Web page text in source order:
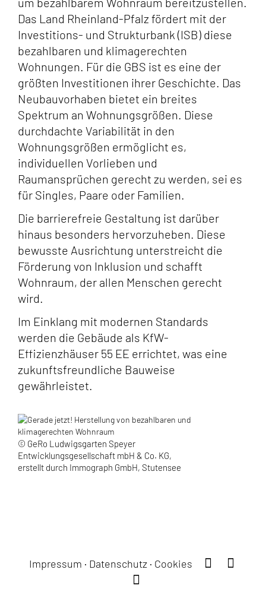
Das Land Rheinland-Pfalz fördert mit der
Investitions- und Strukturbank (ISB) diese
bezahlbaren und klimagerechten
Wohnungen. Für die GBS ist es eine der
größten Investitionen ihrer Geschichte. Das
Neubauvorhaben bietet ein breites
Spektrum an Wohnungsgrößen. Diese
durchdachte Variabilität in den
Wohnungsgrößen ermöglicht es,
individuellen Vorlieben und
Raumansprüchen gerecht zu werden, sei es
für Singles, Paare oder Familien.
Die barrierefreie Gestaltung ist darüber
hinaus besonders hervorzuheben. Diese
bewusste Ausrichtung unterstreicht die
Förderung von Inklusion und schafft
Wohnraum, der allen Menschen gerecht
wird.
Im Einklang mit modernen Standards
werden die Gebäude als KfW-
Effizienzhäuser 55 EE errichtet, was eine
zukunftsfreundliche Bauweise
gewährleistet.
© GeRo Ludwigsgarten Speyer
Entwicklungsgesellschaft mbH & Co. KG,
erstellt durch Immograph GmbH, Stutensee
Impressum · Datenschutz· Cookies